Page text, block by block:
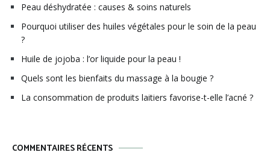
Peau déshydratée : causes & soins naturels
Pourquoi utiliser des huiles végétales pour le soin de la peau
?
Huile de jojoba : l’or liquide pour la peau !
Quels sont les bienfaits du massage à la bougie ?
La consommation de produits laitiers favorise-t-elle l’acné ?
COMMENTAIRES RÉCENTS